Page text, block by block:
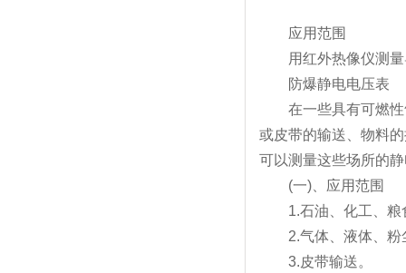
应用范围
用红外热像仪测量
防爆静电电压表
在一些具有可燃性
或皮带的输送、物
可以测量这些场所的静电
(一)、应用范围
1.石油、化工
2.气体、液体、
3.皮带输送。